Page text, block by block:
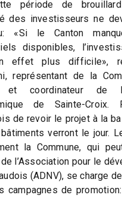
période de
des investisseurs ne
«Si le Canton
disponibles,
effet plus difficile»,
représentant de la
et coordinateur de
de Sainte-Croix.
de revoir le projet à la
verront le jour.
la Commune, qui
de l’Association pour le
(ADNV), se charge
campagnes de